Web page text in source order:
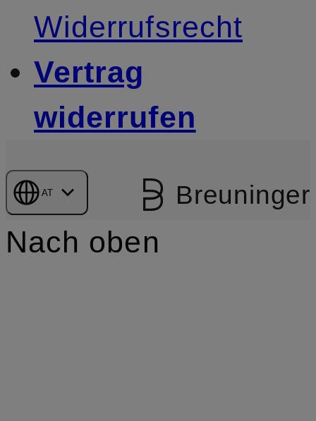
Widerrufsrecht
Vertrag
widerrufen
AT Breuninger
Nach oben